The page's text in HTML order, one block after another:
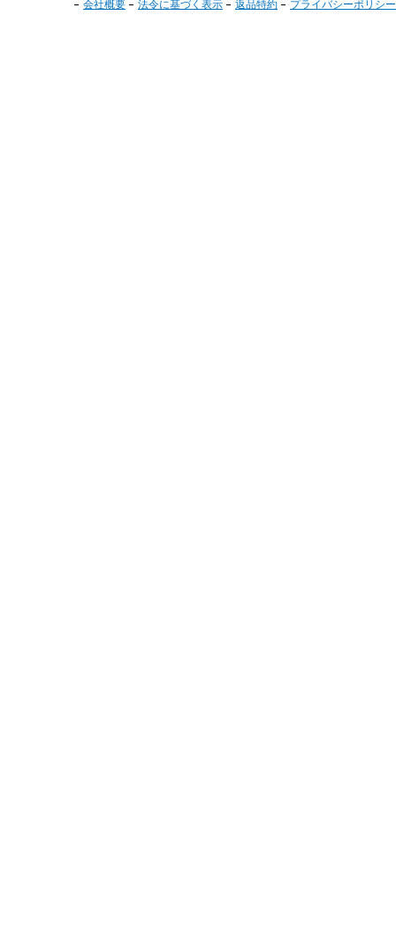
会社概要 法令に基づく表示 返品特約 プライバシーポリシー